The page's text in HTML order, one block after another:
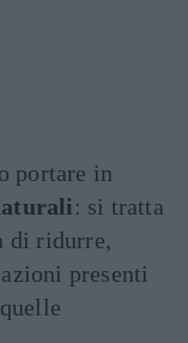
portare in
: si tratta
di ridurre,
presenti